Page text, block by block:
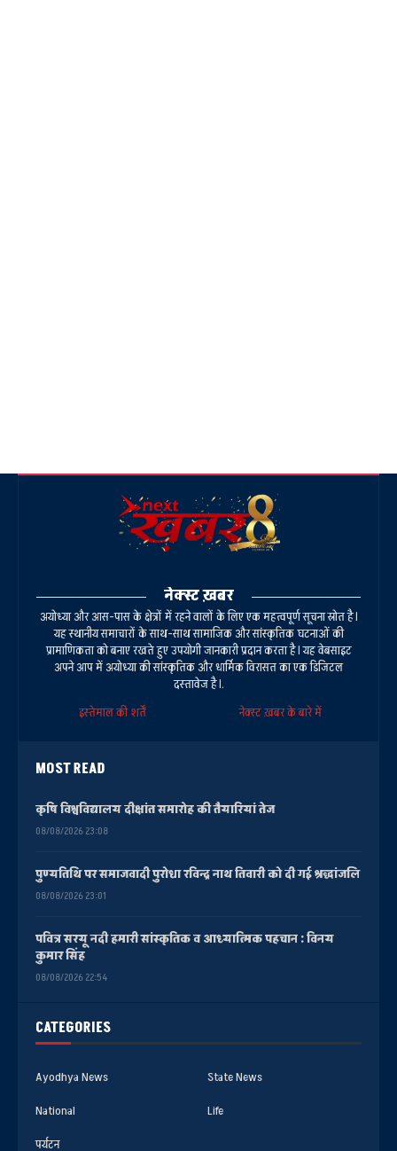
CATEGORIES
Ayodhya News
State News
National
Life
पर्यटन
नेक्स्ट ख़बर
अयोध्या और आस-पास के क्षेत्रों में रहने वालों के लिए एक महत्वपूर्ण सूचना स्रोत है।
यह स्थानीय समाचारों के साथ-साथ सामाजिक और सांस्कृतिक घटनाओं की
प्रामाणिकता को बनाए रखते हुए उपयोगी जानकारी प्रदान करता है। यह वेबसाइट
अपने आप में अयोध्या की सांस्कृतिक और धार्मिक विरासत का एक डिजिटल
दस्तावेज है।.
इस्तेमाल की शर्तें
नेक्स्ट ख़बर के बारे में
MOST READ
कृषि विश्वविद्यालय दीक्षांत समारोह की तैयारियां तेज
08/08/2026 23:08
पुण्यतिथि पर समाजवादी पुरोधा रविन्द्र नाथ तिवारी को दी गई श्रद्धांजलि
08/08/2026 23:01
पवित्र सरयू नदी हमारी सांस्कृतिक व आध्यात्मिक पहचान : विनय
कुमार सिंह
08/08/2026 22:54